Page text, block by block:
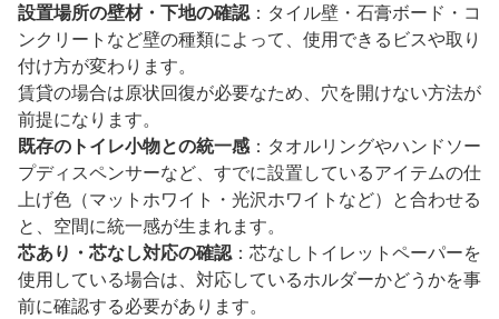
設置場所の壁材・下地の確認：タイル壁・石膏ボード・コ
ンクリートなど壁の種類によって、使用できるビスや取り
付け方が変わります。
賃貸の場合は原状回復が必要なため、穴を開けない方法が
前提になります。
既存のトイレ小物との統一感：タオルリングやハンドソー
プディスペンサーなど、すでに設置しているアイテムの仕
上げ色（マットホワイト・光沢ホワイトなど）と合わせる
と、空間に統一感が生まれます。
芯あり・芯なし対応の確認：芯なしトイレットペーパーを
使用している場合は、対応しているホルダーかどうかを事
前に確認する必要があります。